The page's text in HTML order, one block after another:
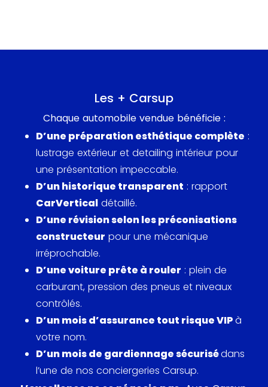
Équipée de la boite Tiptronic ou d’une boite
mécanique dans sa phase 1, la 997 propose 325
chevaux au régime de 6 800 tr/min et 370 Nm de
couple.
Avec sa ligne discrète mais sublimement réalisée et
son aura de 911, la Porsche 997 s’inscrit comme une
des plus belles 911 jamais réalisée.
Les + Carsup
Chaque automobile vendue bénéficie :
D’une préparation esthétique complète :
lustrage extérieur et detailing intérieur pour
une présentation impeccable.
D’un historique transparent : rapport
CarVertical détaillé.
D’une révision selon les préconisations
constructeur pour une mécanique
irréprochable.
D’une voiture prête à rouler : plein de
carburant, pression des pneus et niveaux
contrôlés.
D’un mois d’assurance tout risque VIPà
votre nom.
D’un mois de gardiennage sécurisédans
l’une de nos conciergeries Carsup.